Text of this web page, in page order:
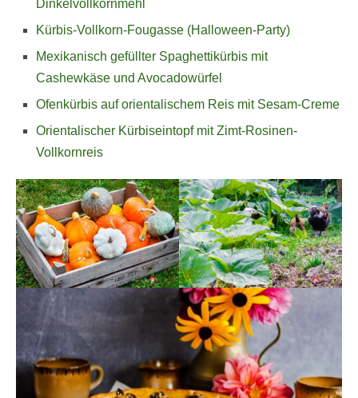
Dinkelvollkornmehl
Kürbis-Vollkorn-Fougasse (Halloween-Party)
Mexikanisch gefüllter Spaghettikürbis mit
Cashewkäse und Avocadowürfel
Ofenkürbis auf orientalischem Reis mit Sesam-Creme
Orientalischer Kürbiseintopf mit Zimt-Rosinen-
Vollkornreis